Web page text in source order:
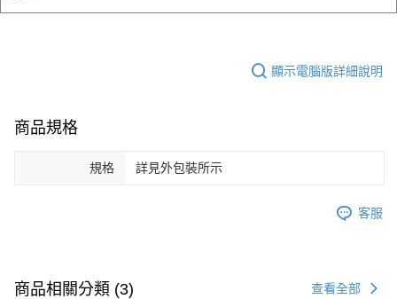
顯示電腦版詳細說明
商品規格
規格 詳見外包裝所示
客服
商品相關分類 (3) 查看全部